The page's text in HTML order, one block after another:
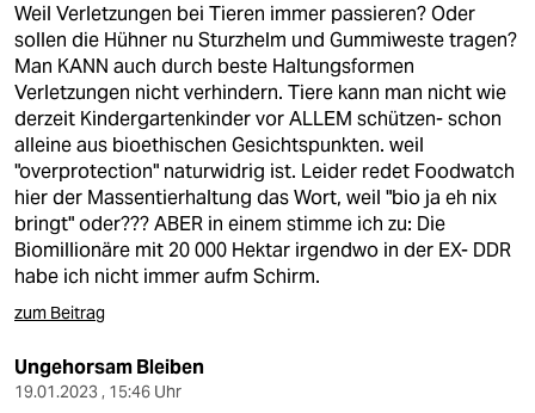
Weil Verletzungen bei Tieren immer passieren? Oder
sollen die Hühner nu Sturzhelm und Gummiweste tragen?
Man KANN auch durch beste Haltungsformen
Verletzungen nicht verhindern. Tiere kann man nicht wie
derzeit Kindergartenkinder vor ALLEM schützen- schon
alleine aus bioethischen Gesichtspunkten. weil
"overprotection" naturwidrig ist. Leider redet Foodwatch
hier der Massentierhaltung das Wort, weil "bio ja eh nix
bringt" oder??? ABER in einem stimme ich zu: Die
Biomillionäre mit 20 000 Hektar irgendwo in der EX- DDR
habe ich nicht immer aufm Schirm.
zum Beitrag
Ungehorsam Bleiben
19.01.2023 , 15:46 Uhr